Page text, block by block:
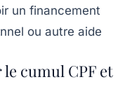
un financement
ou autre aide
cumul CPF et